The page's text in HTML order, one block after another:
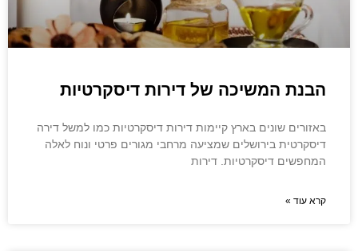
הבנת המשיכה של דירות דיסקרטיות
באזורים שונים בארץ קיימות דירות דיסקרטיות כמו למשל דירה
דיסקרטית בירושלים שמציעה מרחבי מגורים פרטי ונוח לאלה
המחפשים דיסקרטיות. דירות
קרא עוד »